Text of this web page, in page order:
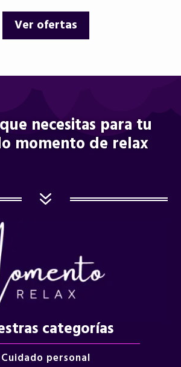
es:
9,95 €.
Ver ofertas
necesitas para tu
momento de relax
7
categorías
Cuidado personal